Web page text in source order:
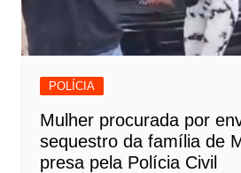
POLÍCIA
Mulher procurada por
sequestro da família de
presa pela Polícia Civil